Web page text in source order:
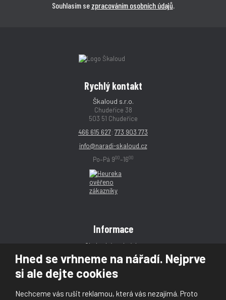
Hned se vrhneme na nářadí. Nejprve
si ale dejte cookies
Nechceme vás rušit reklamou, která vás nezajímá. Proto
Souhlasím se zpracováním osobních údajů.
Rychlý kontakt
Škaloud s.r.o.
Chudeřice 38
503 51 Chudeřice
466 615 627; 773 903 773
info@naradi-skaloud.cz
Po–Pá 900–1600
Informace
Obchodní podmínky
Reklamace
Magazín